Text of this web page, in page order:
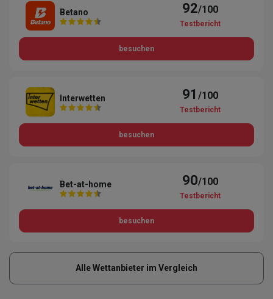
Betano 92/100
Testbericht
besuchen
Interwetten 91/100
Testbericht
besuchen
Bet-at-home 90/100
Testbericht
besuchen
Alle Wettanbieter im Vergleich